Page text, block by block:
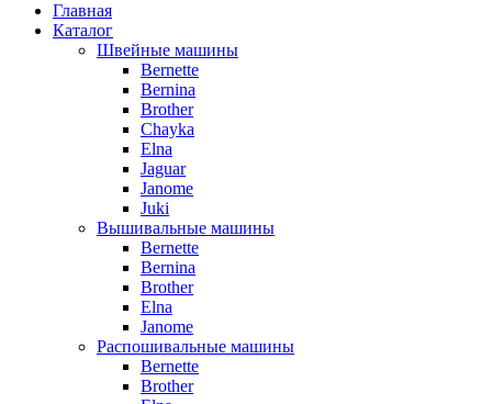
Главная
Каталог
Швейные машины
Bernette
Bernina
Brother
Chayka
Elna
Jaguar
Janome
Juki
Вышивальные машины
Bernette
Bernina
Brother
Elna
Janome
Распошивальные машины
Bernette
Brother